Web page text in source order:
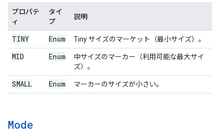
プロパテ
ィ
タイ
プ
説明
TINY Enum Tiny サイズのマーケット（最小サイズ）。
MID Enum
中サイズのマーカー（利用可能な最大サイ
ズ）。
SMALL Enum マーカーのサイズが小さい。
Mode